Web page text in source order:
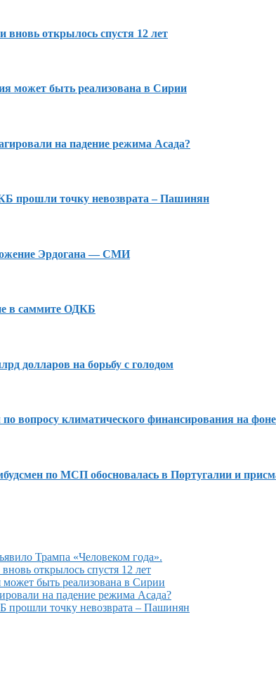
вновь открылось спустя 12 лет
может быть реализована в Сирии
на падение режима Асада?
прошли точку невозврата – Пашинян
Эрдогана — СМИ
в саммите ОДКБ
долларов на борьбу с голодом
вопросу климатического финансирования на
по МСП обосновалась в Португалии и
Трампа «Человеком года».
открылось спустя 12 лет
может быть реализована в Сирии
на падение режима Асада?
точку невозврата – Пашинян